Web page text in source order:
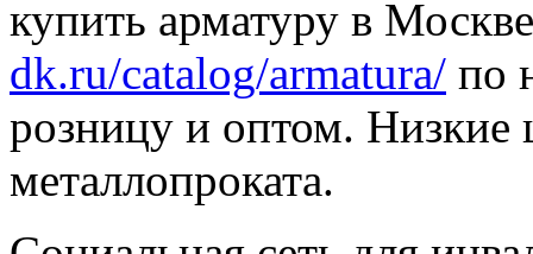
купить арматуру в
dk.ru/catalog/armatura/ по
розницу и оптом. Низкие
металлопроката.